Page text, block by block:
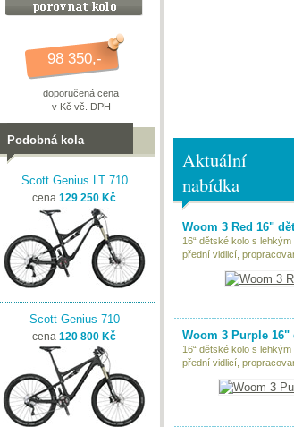
98 350,-
doporučená cena
v Kč vč. DPH
Podobná kola
Scott Genius LT 710
cena 129 250 Kč
Scott Genius 710
cena 120 800 Kč
Aktuální
nabídka
Woom 3 Red 16"
16“ dětské kolo s
přední vidlicí,
Woom 3 Purple 16"
16“ dětské kolo s
přední vidlicí,